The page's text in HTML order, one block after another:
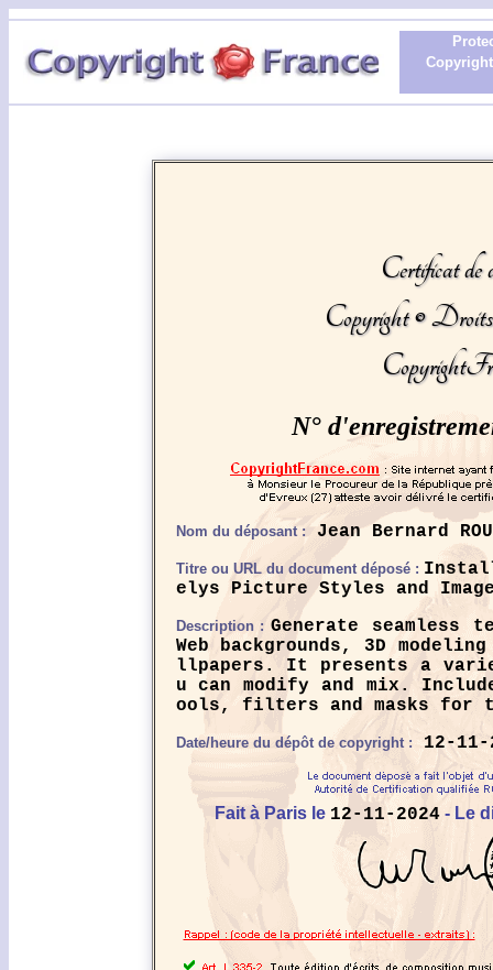
Certificat de
Copyright ©
N°
Nom du déposant :Jean Bernard
Titre ou URL du document déposé :
elys Picture Styles and
Description :Generate seamless
Web backgrounds, 3D
llpapers. It presents a
u can modify and mix.
ools, filters and masks for
Date/heure du dépôt de copyright : 12-11-
Fait à Paris le 12-11-2024- Le